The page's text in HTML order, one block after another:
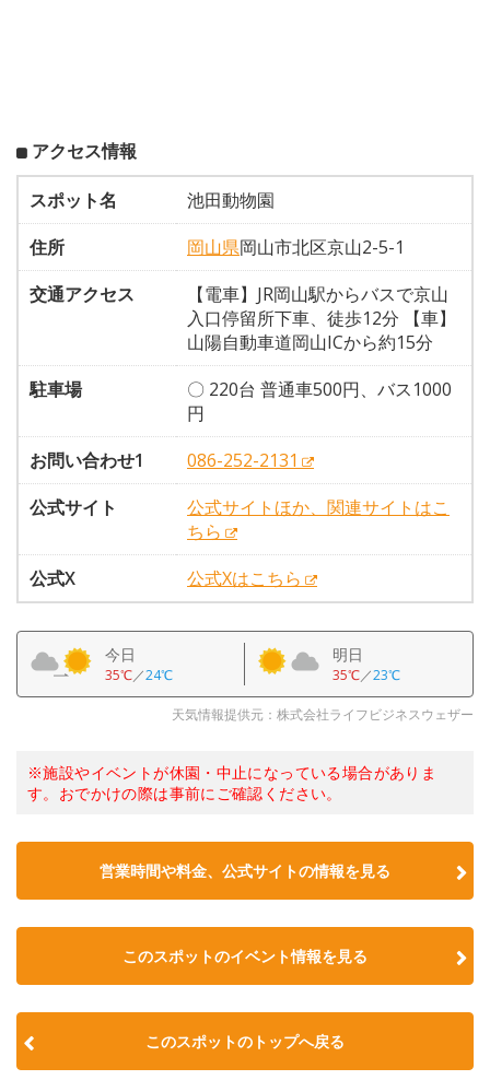
アクセス情報
スポット名
池田動物園
住所
岡山県岡山市北区京山2-5-1
交通アクセス
【電車】JR岡山駅からバスで京山
入口停留所下車、徒歩12分 【車】
山陽自動車道岡山ICから約15分
駐車場
〇 220台 普通車500円、バス1000
円
お問い合わせ1
086-252-2131
公式サイト
公式サイトほか、関連サイトはこ
ちら
公式X
公式Xはこちら
今日
35℃／24℃
明日
35℃／23℃
天気情報提供元：株式会社ライフビジネスウェザー
※施設やイベントが休園・中止になっている場合がありま
す。おでかけの際は事前にご確認ください。
営業時間や料金、公式サイトの情報を見る
このスポットのイベント情報を見る
このスポットのトップへ戻る